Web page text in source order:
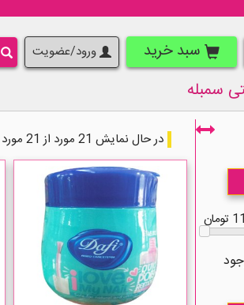
سبد خرید ورود/عضویت
سمبله
در حال نمایش 21 مورد از 21 مورد